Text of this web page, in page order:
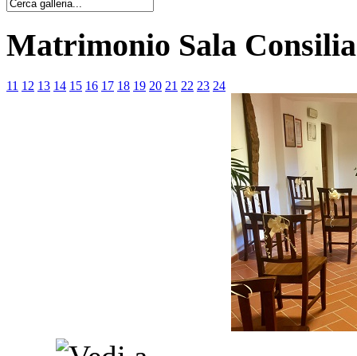
Matrimonio Sala
11 12 13 14 15 16 17 18 19 20 21 22 23 24